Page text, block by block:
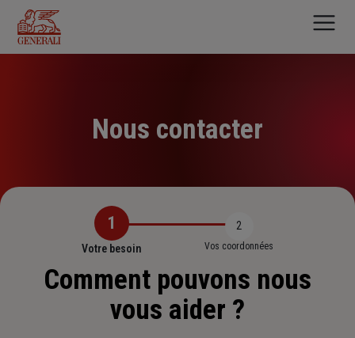
contenu
principal
Nous contacter
1
Votre besoin
2
Vos coordonnées
Comment pouvons nous
vous aider ?